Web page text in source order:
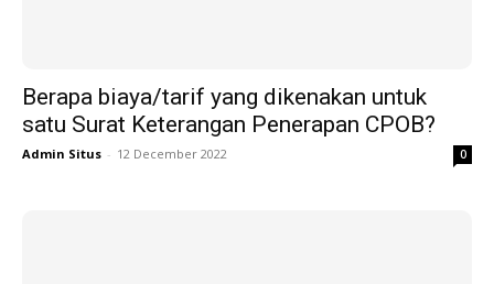
Berapa biaya/tarif yang dikenakan untuk
satu Surat Keterangan Penerapan CPOB?
Admin Situs - 12 December 2022 0